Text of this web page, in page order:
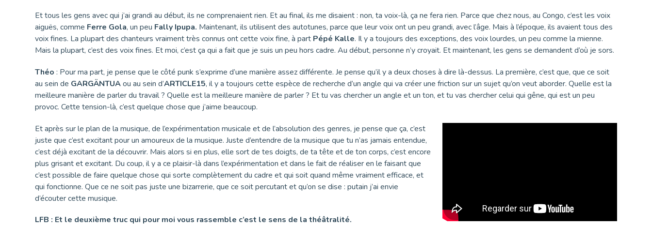
Et tous les gens avec qui j’ai grandi au début, ils ne comprenaient rien. Et au final, ils me disaient : non, ta voix-là, ça ne fera rien. Parce que chez nous, au Congo, c’est les voix
aiguës, comme Ferre Gola, un peu Fally Ipupa. Maintenant, ils utilisent des autotunes, parce que leur voix ont un peu grandi, avec l’âge. Mais à l’époque, ils avaient tous des
voix fines. La plupart des chanteurs vraiment très connus ont cette voix fine, à part Pépé Kalle. Il y a toujours des exceptions, des voix lourdes, un peu comme la mienne.
Mais la plupart, c’est des voix fines. Et moi, c’est ça qui a fait que je suis un peu hors cadre. Au début, personne n’y croyait. Et maintenant, les gens se demandent d’où je sors.
Théo : Pour ma part, je pense que le côté punk s’exprime d’une manière assez différente. Je pense qu’il y a deux choses à dire là-dessus. La première, c’est que, que ce soit
au sein de GARGÄNTUAou au sein d’ARTICLE15, il y a toujours cette espèce de recherche d’un angle qui va créer une friction sur un sujet qu’on veut aborder. Quelle est la
meilleure manière de parler du travail ? Quelle est la meilleure manière de parler ? Et tu vas chercher un angle et un ton, et tu vas chercher celui qui gêne, qui est un peu
provoc. Cette tension-là, c’est quelque chose que j’aime beaucoup.
Et après sur le plan de la musique, de l’expérimentation musicale et de l’absolution des genres, je pense que ça, c’est
juste que c’est excitant pour un amoureux de la musique. Juste d’entendre de la musique que tu n’as jamais entendue,
c’est déjà excitant de la découvrir. Mais alors si en plus, elle sort de tes doigts, de ta tête et de ton corps, c’est encore
plus grisant et excitant. Du coup, il y a ce plaisir-là dans l’expérimentation et dans le fait de réaliser en le faisant que
c’est possible de faire quelque chose qui sorte complètement du cadre et qui soit quand même vraiment efficace, et
qui fonctionne. Que ce ne soit pas juste une bizarrerie, que ce soit percutant et qu’on se dise : putain j’ai envie
d’écouter cette musique.
LFB : Et le deuxième truc qui pour moi vous rassemble c’est le sens de la théâtralité.